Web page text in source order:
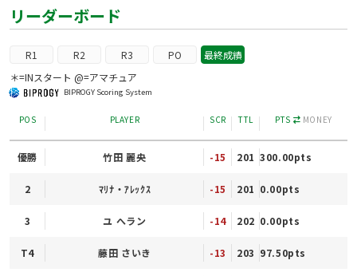
リーダーボード
R1 R2 R3 PO 最終成績
BIPROGY Scoring System
＊=INスタート @=アマチュア
POS PLAYER SCR TTL PTS MONEY
優勝 竹田 麗央 -15 201 300.00pts
2 ﾏﾘﾅ・ｱﾚｯｸｽ -15 201 0.00pts
3 ユ へラン -14 202 0.00pts
T4 藤田 さいき -13 203 97.50pts